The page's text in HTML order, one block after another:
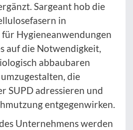
Sargeant hob die
in
Hygieneanwendungen
auf die Notwendigkeit,
abbaubaren
die
SUPD adressieren und
entgegenwirken.
Unternehmens werden